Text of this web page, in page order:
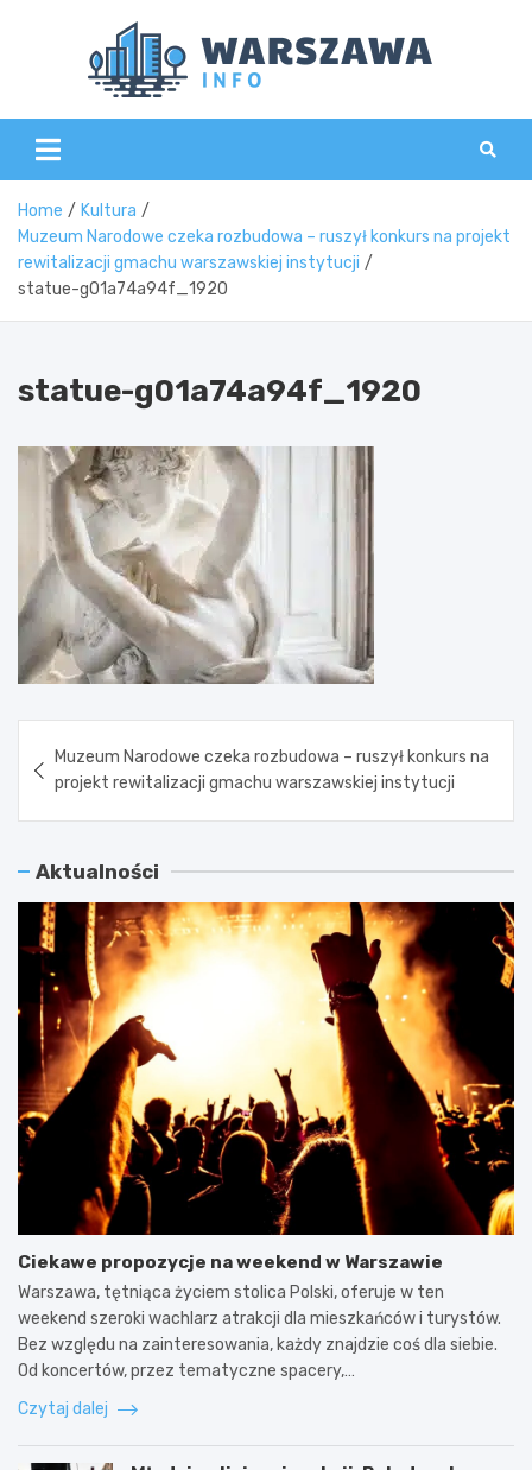
Home
Kultura
Muzeum Narodowe czeka rozbudowa – ruszył konkurs na projekt
rewitalizacji gmachu warszawskiej instytucji
statue-g01a74a94f_1920
statue-g01a74a94f_1920
wpisu
Muzeum Narodowe czeka rozbudowa – ruszył konkurs na
projekt rewitalizacji gmachu warszawskiej instytucji
Aktualności
Ciekawe propozycje na weekend w Warszawie
Warszawa, tętniąca życiem stolica Polski, oferuje w ten
weekend szeroki wachlarz atrakcji dla mieszkańców i turystów.
Bez względu na zainteresowania, każdy znajdzie coś dla siebie.
Od koncertów, przez tematyczne spacery,…
Czytaj dalej